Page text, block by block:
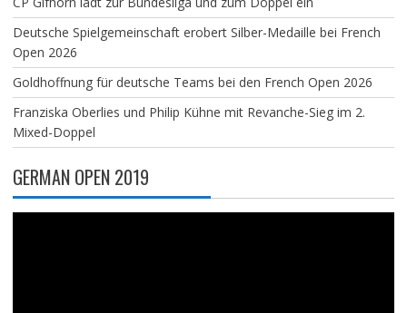
Deutsche Spielgemeinschaft erobert Silber-Medaille bei French
Open 2026
Goldhoffnung für deutsche Teams bei den French Open 2026
Franziska Oberlies und Philip Kühne mit Revanche-Sieg im 2.
Mixed-Doppel
GERMAN OPEN 2019